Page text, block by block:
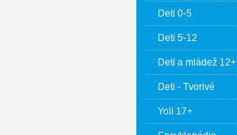
Deti 0-5
Deti 5-12
Deti a mládež 12+
Deti - Tvorivé
Yoli 17+